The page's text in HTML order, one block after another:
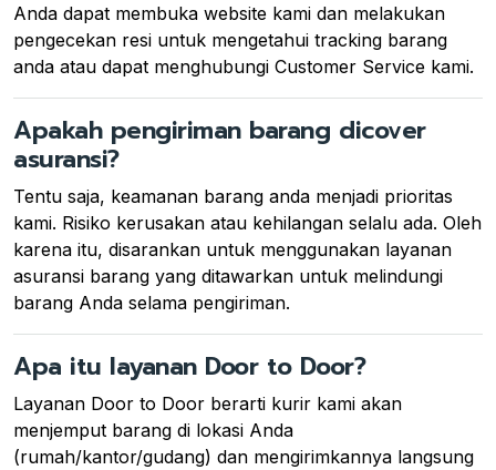
Anda dapat membuka website kami dan melakukan
pengecekan resi untuk mengetahui tracking barang
anda atau dapat menghubungi Customer Service kami.
Apakah pengiriman barang dicover
asuransi?
Tentu saja, keamanan barang anda menjadi prioritas
kami. Risiko kerusakan atau kehilangan selalu ada. Oleh
karena itu, disarankan untuk menggunakan layanan
asuransi barang yang ditawarkan untuk melindungi
barang Anda selama pengiriman.
Apa itu layanan Door to Door?
Layanan Door to Door berarti kurir kami akan
menjemput barang di lokasi Anda
(rumah/kantor/gudang) dan mengirimkannya langsung